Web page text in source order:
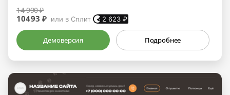
14 990 ₽
10493 ₽ или в Сплит 2 623 ₽
Демоверсия Подробнее